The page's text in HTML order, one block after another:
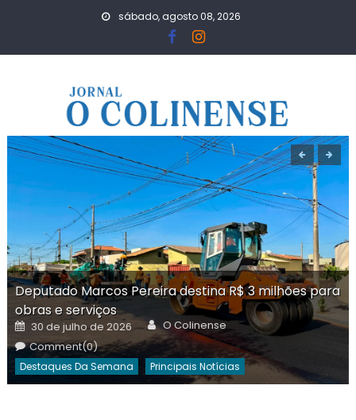
sábado, agosto 08, 2026
Deputado Marcos Pereira destina R$ 3 milhões para
obras e serviços
Posted
on
30 de julho de 2026 Author
O Colinense
Comment(0)
Destaques Da Semana Principais Notícias